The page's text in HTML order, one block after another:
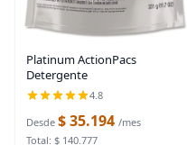
Platinum ActionPacs
Detergente
4.8
Desde $ 35.194 /mes
Total: $ 140.777